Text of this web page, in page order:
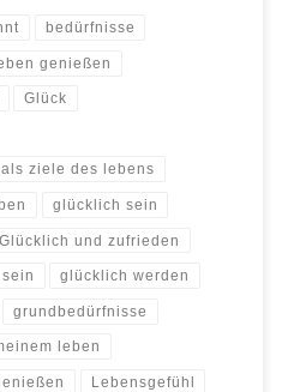
bedürfnisse
genießen
Glück
ziele des lebens
glücklich sein
Glücklich und zufrieden
glücklich werden
grundbedürfnisse
leben
Lebensgefühl